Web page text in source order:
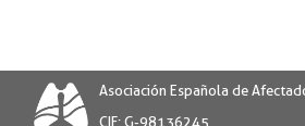
Asociación Española de
CIF: G-98136245